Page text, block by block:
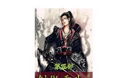
退換貨規範